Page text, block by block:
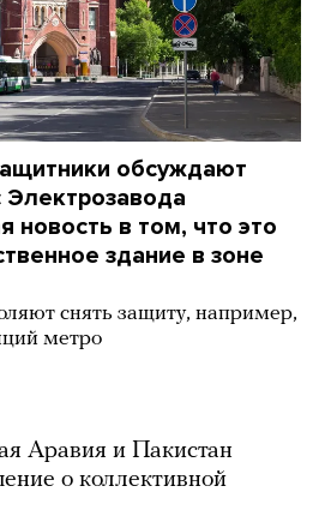
обсуждают
новость в том, что это
здание в зоне
снять защиту, например,
метро
Аравия и Пакистан
о коллективной